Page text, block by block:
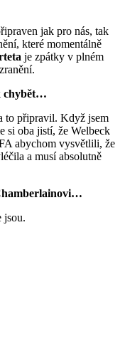
jak pro nás, tak
které momentálně
je zpátky v plném
chybět…
to připravil. Když jsem
si oba jistí, že Welbeck
abychom vysvětlili, že
a musí absolutně
jsou.